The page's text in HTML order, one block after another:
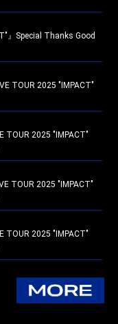
』Special Thanks Good
TOUR 2025 "IMPACT"
TOUR 2025 "IMPACT"
TOUR 2025 "IMPACT"
TOUR 2025 "IMPACT"